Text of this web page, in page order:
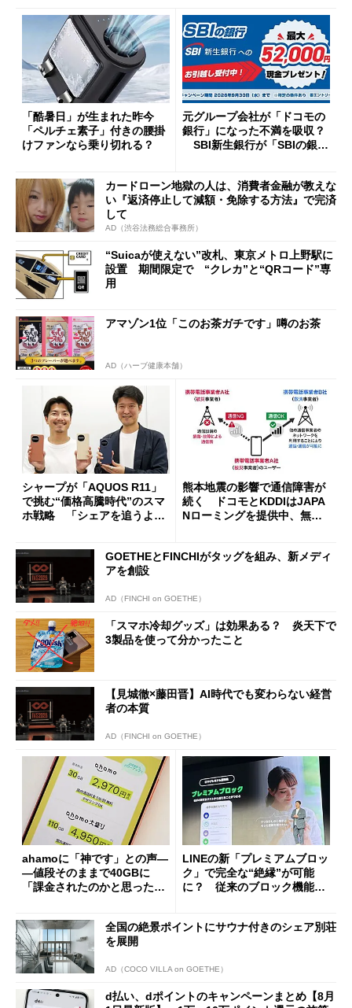
「酷暑日」が生まれた昨今
「ペルチェ素子」付きの腰掛
けファンなら乗り切れる？
元グループ会社が「ドコモの
銀行」になった不満を吸収？
SBI新生銀行が「SBIの銀
開催
カードローン地獄の人は、消費者金融が教えな
い『返済停止して減額・免除する方法』で完済
して
AD（渋谷法務総合事務所）
“Suicaが使えない”改札、東京メトロ上野駅に
設置 期間限定で “クレカ”と“QRコード”専
用
アマゾン1位「このお茶ガチです」噂のお茶
AD（ハーブ健康本舗）
シャープが「AQUOS R11」
で挑む“価格高騰時代”のスマ
ホ戦略 「シェアを追うより
熊本地震の影響で通信障害が
続く ドコモとKDDIはJAPA
Nローミングを提供中、無料
GOETHEとFINCHIがタッグを組み、新メディ
アを創設
AD（FINCHI on GOETHE）
「スマホ冷却グッズ」は効果ある？ 炎天下で
3製品を使って分かったこと
【見城徹×藤田晋】AI時代でも変わらない経営
者の本質
AD（FINCHI on GOETHE）
ahamoに「神です」との声―
―値段そのままで40GBに
「課金されたのかと思った」
LINEの新「プレミアムブロッ
ク」で完全な“絶縁”が可能
に？ 従来のブロック機能と
全国の絶景ポイントにサウナ付きのシェア別荘
を展開
AD（COCO VILLA on GOETHE）
d払い、dポイントのキャンペーンまとめ【8月